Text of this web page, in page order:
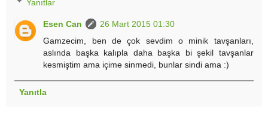
Yanıtlar
Esen Can
26 Mart 2015 01:30
Gamzecim, ben de çok sevdim o minik tavşanları,
aslında başka kalıpla daha başka bi şekil tavşanlar
kesmiştim ama içime sinmedi, bunlar sindi ama :)
Yanıtla